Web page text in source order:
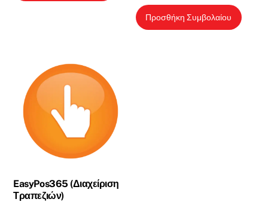
Προσθήκη Συμβολαίου
EasyPos365 (Διαχείριση
Τραπεζιών)